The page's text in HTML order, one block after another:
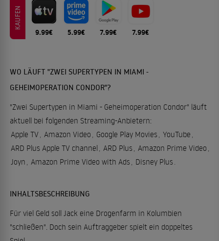
KAUFEN
9.99€ 5.99€ 7.99€ 7.99€
WO LÄUFT "ZWEI SUPERTYPEN IN MIAMI -
GEHEIMOPERATION CONDOR"?
"Zwei Supertypen in Miami - Geheimoperation Condor" läuft
aktuell bei folgenden Streaming-Anbietern:
Apple TV, Amazon Video , Google Play Movies, YouTube ,
ARD Plus Apple TV channel , ARD Plus, Amazon Prime Video ,
Joyn , Amazon Prime Video with Ads, Disney Plus.
INHALTSBESCHREIBUNG
Für viel Geld soll Jack eine Drogenfarm in Kolumbien
"schließen". Doch sein Auftraggeber spielt ein doppeltes